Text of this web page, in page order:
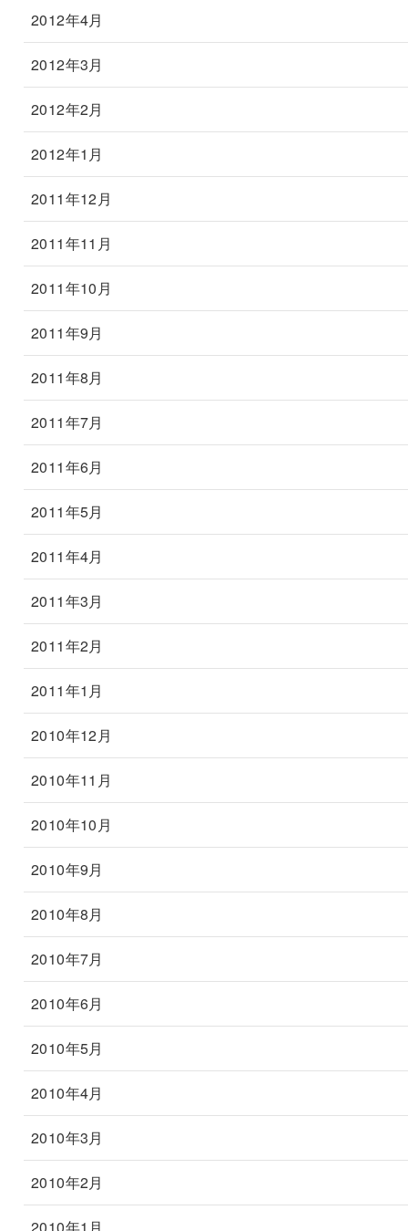
2012年4月
2012年3月
2012年2月
2012年1月
2011年12月
2011年11月
2011年10月
2011年9月
2011年8月
2011年7月
2011年6月
2011年5月
2011年4月
2011年3月
2011年2月
2011年1月
2010年12月
2010年11月
2010年10月
2010年9月
2010年8月
2010年7月
2010年6月
2010年5月
2010年4月
2010年3月
2010年2月